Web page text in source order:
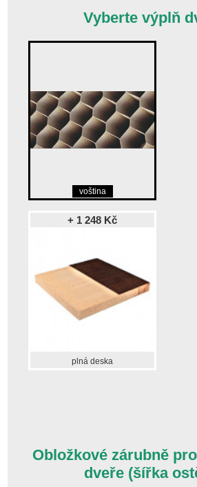
Vyberte výplň
voština
+ 1 248 Kč
plná deska
Obložkové zárubně
dveře (šířka